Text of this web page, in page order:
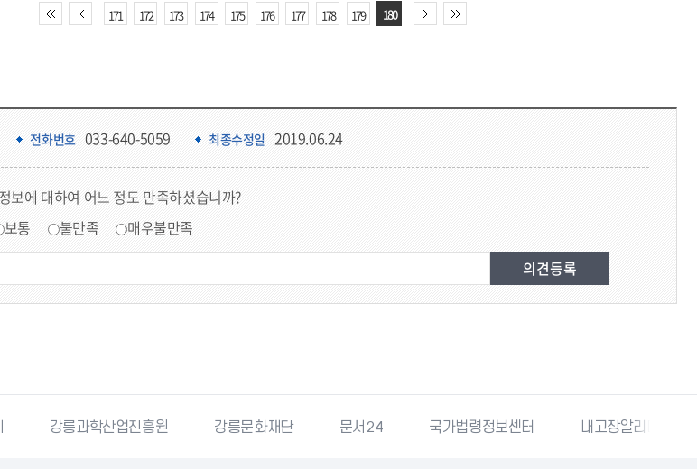
171 172 173 174 175 176 177 178 179 180
전화번호 033-640-5059 최종수정일 2019.06.24
보에 대하여 어느 정도 만족하셨습니까?
보통 불만족 매우불만족
강릉과학산업진흥원 강릉문화재단 문서24 국가법령정보센터 내고장알리미